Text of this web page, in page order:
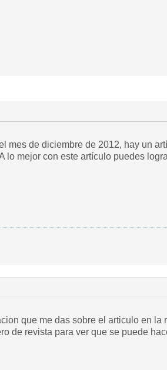
mes de diciembre de 2012, hay un
lo mejor con este artículo puedes
que me das sobre el articulo en la
de revista para ver que se puede